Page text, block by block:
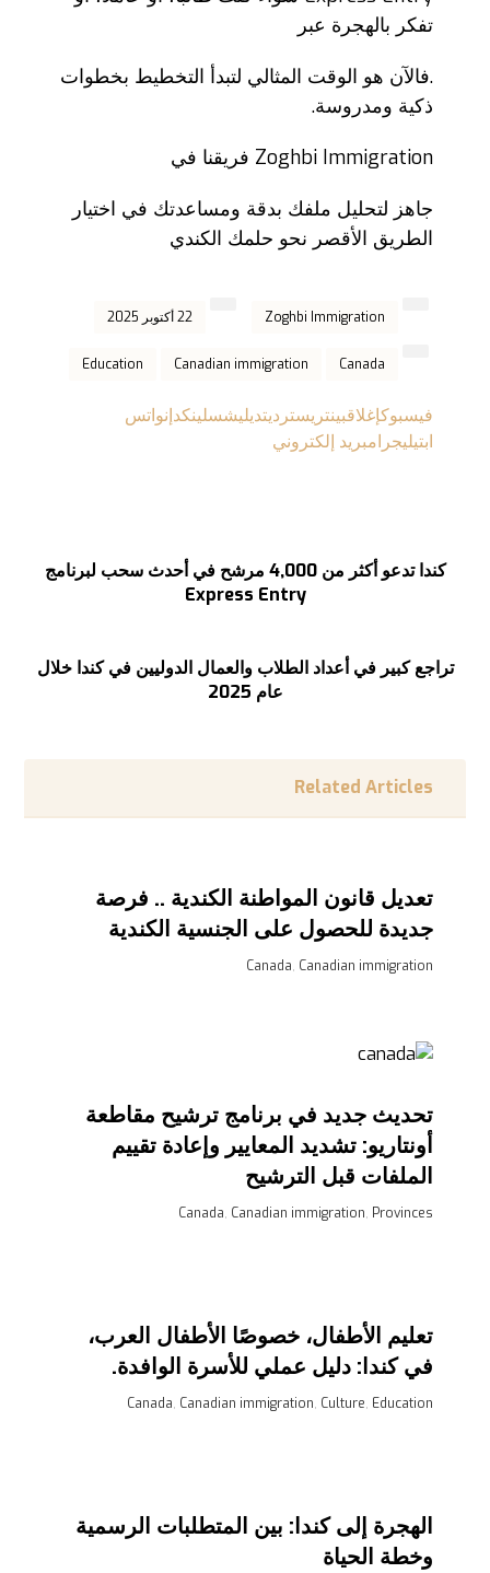
تفكر بالهجرة عبر
.فالآن هو الوقت المثالي لتبدأ التخطيط بخطوات
ذكية ومدروسة.
Zoghbi Immigration فريقنا في
جاهز لتحليل ملفك بدقة ومساعدتك في اختيار
الطريق الأقصر نحو حلمك الكندي
Zoghbi Immigration 22 أكتوبر 2025
Canada
Canadian immigration
Education
فيسبوكإغلاقبينتريسترديتديليشسلينكدإنواتس
ابتيليجرامبريد إلكتروني
كندا تدعو أكثر من 4,000 مرشح في أحدث سحب لبرنامج
Express Entry
تراجع كبير في أعداد الطلاب والعمال الدوليين في كندا خلال
عام 2025
Related Articles
تعديل قانون المواطنة الكندية .. فرصة
جديدة للحصول على الجنسية الكندية
Canada, Canadian immigration
تحديث جديد في برنامج ترشيح مقاطعة
أونتاريو: تشديد المعايير وإعادة تقييم
الملفات قبل الترشيح
Canada, Canadian immigration, Provinces
تعليم الأطفال، خصوصًا الأطفال العرب،
في كندا: دليل عملي للأسرة الوافدة.
Canada, Canadian immigration, Culture, Education
الهجرة إلى كندا: بين المتطلبات الرسمية
وخطة الحياة